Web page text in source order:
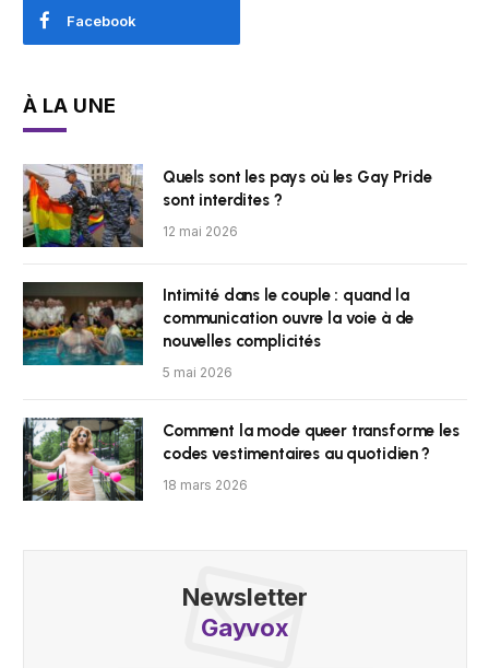
Facebook
À LA UNE
Quels sont les pays où les Gay Pride
sont interdites ?
12 mai 2026
Intimité dans le couple : quand la
communication ouvre la voie à de
nouvelles complicités
5 mai 2026
Comment la mode queer transforme les
codes vestimentaires au quotidien ?
18 mars 2026
Newsletter
Gayvox